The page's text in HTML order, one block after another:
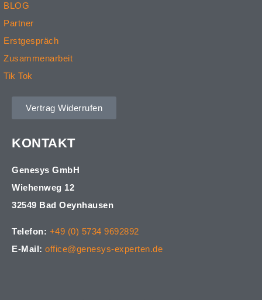
BLOG
Partner
Erstgespräch
Zusammenarbeit
Tik Tok
Vertrag Widerrufen
KONTAKT
Genesys GmbH
Wiehenweg 12
32549 Bad Oeynhausen
Telefon: +49 (0) 5734 9692892
E-Mail: office@genesys-experten.de